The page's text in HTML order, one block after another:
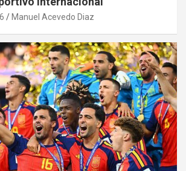
Manuel Acevedo Diaz